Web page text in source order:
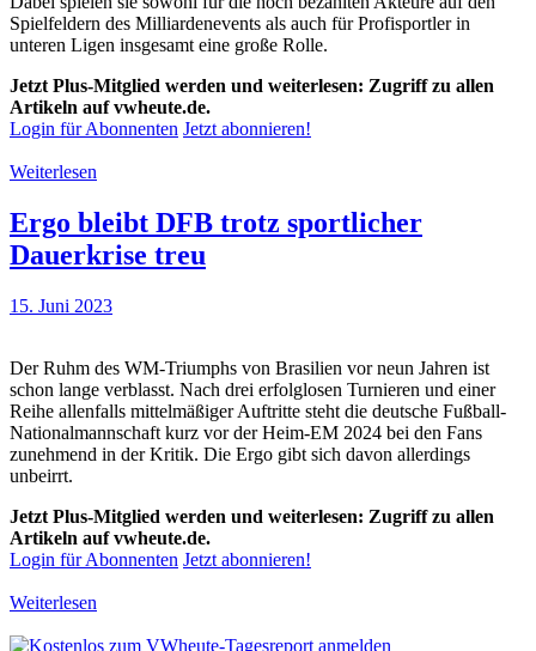
Spielfeldern des Milliardenevents als auch für Profisportler in
unteren Ligen insgesamt eine große Rolle.
Jetzt Plus-Mitglied werden und weiterlesen: Zugriff zu allen
Artikeln auf vwheute.de.
Login für Abonnenten Jetzt abonnieren!
Weiterlesen
Ergo bleibt DFB trotz sportlicher
Dauerkrise treu
15. Juni 2023
Der Ruhm des WM-Triumphs von Brasilien vor neun Jahren ist
schon lange verblasst. Nach drei erfolglosen Turnieren und einer
Reihe allenfalls mittelmäßiger Auftritte steht die deutsche Fußball-
Nationalmannschaft kurz vor der Heim-EM 2024 bei den Fans
zunehmend in der Kritik. Die Ergo gibt sich davon allerdings
unbeirrt.
Jetzt Plus-Mitglied werden und weiterlesen: Zugriff zu allen
Artikeln auf vwheute.de.
Login für Abonnenten Jetzt abonnieren!
Weiterlesen